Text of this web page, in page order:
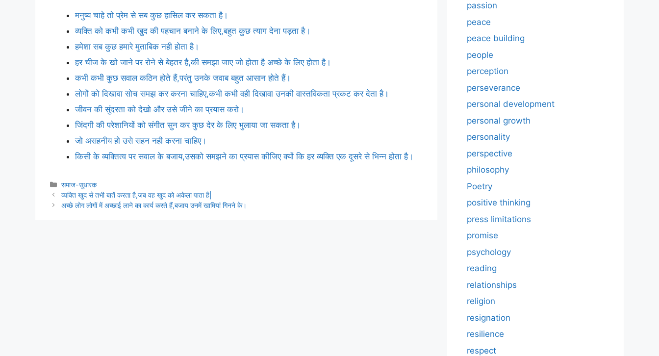
मनुष्य चाहे तो प्रेम से सब कुछ हासिल कर सकता है।
व्यक्ति को कभी कभी खुद की पहचान बनाने के लिए,बहुत कुछ त्याग देना पड़ता है।
हमेशा सब कुछ हमारे मुताबिक नही होता है।
हर चीज के खो जाने पर रोने से बेहतर है,की समझा जाए जो होता है अच्छे के लिए होता है।
कभी कभी कुछ सवाल कठिन होते हैं,परंतु उनके जवाब बहुत आसान होते हैं।
लोगों को दिखावा सोच समझ कर करना चाहिए,कभी कभी वही दिखावा उनकी वास्तविकता प्रकट कर देता है।
जीवन की सुंदरता को देखो और उसे जीने का प्रयास करो।
जिंदगी की परेशानियों को संगीत सुन कर कुछ देर के लिए भुलाया जा सकता है।
जो असहनीय हो उसे सहन नही करना चाहिए।
किसी के व्यक्तित्व पर सवाल के बजाय,उसको समझने का प्रयास कीजिए क्यों कि हर व्यक्ति एक दूसरे से भिन्न होता है।
Categories
समाज-सुधारक
व्यक्ति खुद से तभी बातें करता है,जब वह खुद को अकेला पाता है|
अच्छे लोग लोगों में अच्छाई लाने का कार्य करते हैं,बजाय उनमें खामियां गिनने के।
passion
peace
peace building
people
perception
perseverance
personal development
personal growth
personality
perspective
philosophy
Poetry
positive thinking
press limitations
promise
psychology
reading
relationships
religion
resignation
resilience
respect